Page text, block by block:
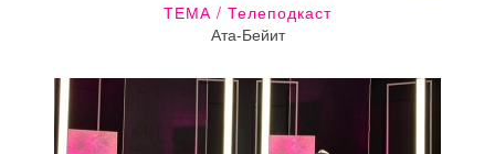
ТЕМА / Телеподкаст
Ата-Бейит